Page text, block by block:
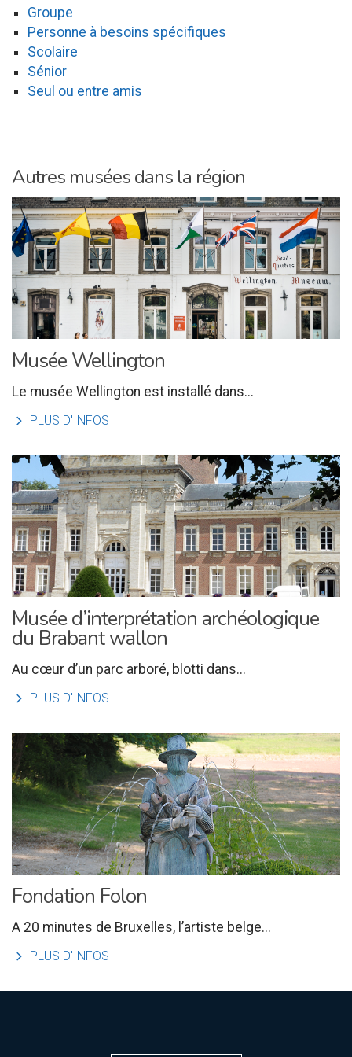
Groupe
Personne à besoins spécifiques
Scolaire
Sénior
Seul ou entre amis
Autres musées dans la région
Musée Wellington
Le musée Wellington est installé dans...
l PLUS D'INFOS
Musée d’interprétation archéologique
du Brabant wallon
Au cœur d’un parc arboré, blotti dans...
l PLUS D'INFOS
Fondation Folon
A 20 minutes de Bruxelles, l’artiste belge...
l PLUS D'INFOS